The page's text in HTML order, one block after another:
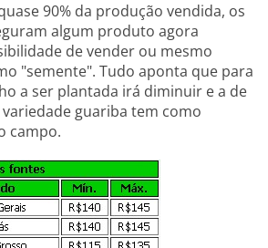
90% da produção vendida, os
algum produto agora
de vender ou mesmo
"semente". Tudo aponta que para
a ser plantada irá diminuir e a de
guariba tem como
campo.